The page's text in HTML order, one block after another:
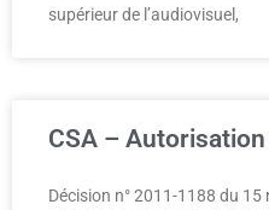
supérieur de l’audiovisuel,
CSA –
Décision n° 2011-1188 du